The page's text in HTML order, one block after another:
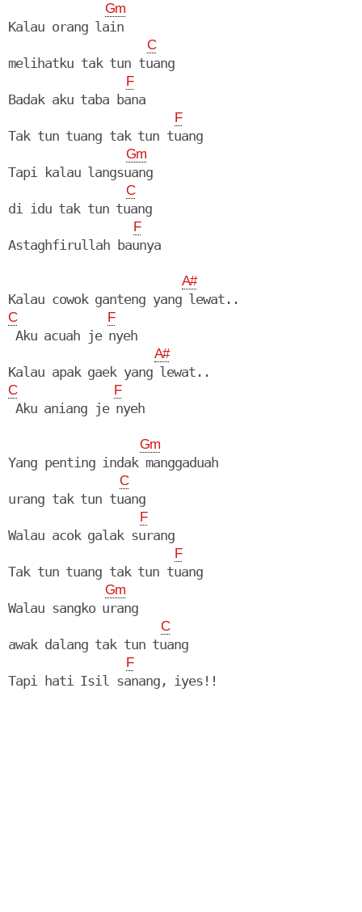
Gm
Kalau orang lain
C
melihatku tak tun tuang
F
Badak aku taba bana
F
Tak tun tuang tak tun tuang
Gm
Tapi kalau langsuang
C
di idu tak tun tuang
F
Astaghfirullah baunya
A#
C F
Aku acuah je nyeh
A#
C F
Aku aniang je nyeh
Gm
Yang penting indak manggaduah
C
urang tak tun tuang
F
Walau acok galak surang
F
Tak tun tuang tak tun tuang
Gm
Walau sangko urang
C
awak dalang tak tun tuang
F